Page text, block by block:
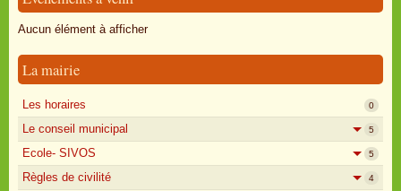
Oisly autrefois
Annonces
Aucun élément à afficher
La mairie
Les horaires 0
Le conseil municipal 5
Ecole- SIVOS 5
Règles de civilité 4